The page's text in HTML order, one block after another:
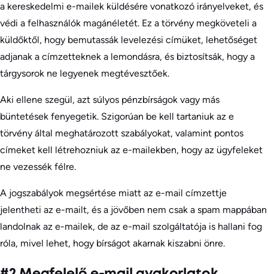
a kereskedelmi e-mailek küldésére vonatkozó irányelveket, és
védi a felhasználók magánéletét. Ez a törvény megköveteli a
küldőktől, hogy bemutassák levelezési címüket, lehetőséget
adjanak a címzetteknek a lemondásra, és biztosítsák, hogy a
tárgysorok ne legyenek megtévesztőek.
Aki ellene szegül, azt súlyos pénzbírságok vagy más
büntetések fenyegetik. Szigorúan be kell tartaniuk az e
törvény által meghatározott szabályokat, valamint pontos
címeket kell létrehozniuk az e-mailekben, hogy az ügyfeleket
ne vezessék félre.
A jogszabályok megsértése miatt az e-mail címzettje
jelentheti az e-mailt, és a jövőben nem csak a spam mappában
landolnak az e-mailek, de az e-mail szolgáltatója is hallani fog
róla, mivel lehet, hogy bírságot akarnak kiszabni önre.